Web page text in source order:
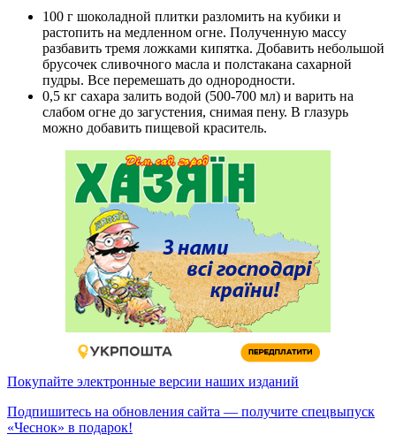
100 г шоколадной плитки разломить на кубики и
растопить на медленном огне. Полученную массу
разбавить тремя ложками кипятка. Добавить небольшой
брусочек сливочного масла и полстакана сахарной
пудры. Все перемешать до однородности.
0,5 кг сахара залить водой (500-700 мл) и варить на
слабом огне до загустения, снимая пену. В глазурь
можно добавить пищевой краситель.
Покупайте электронные версии наших изданий
Подпишитесь на обновления сайта — получите спецвыпуск
«Чеснок» в подарок!